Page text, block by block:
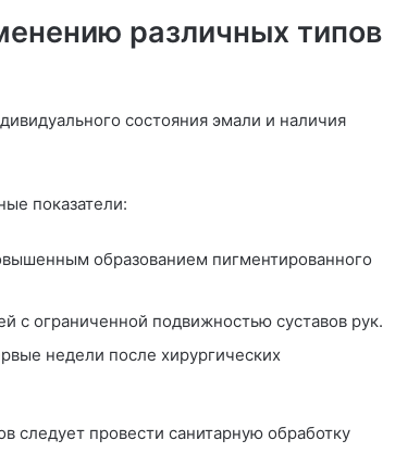
различных типов
состояния эмали и наличия
показатели:
образованием пигментированного
с ограниченной подвижностью суставов рук.
недели после хирургических
следует провести санитарную обработку